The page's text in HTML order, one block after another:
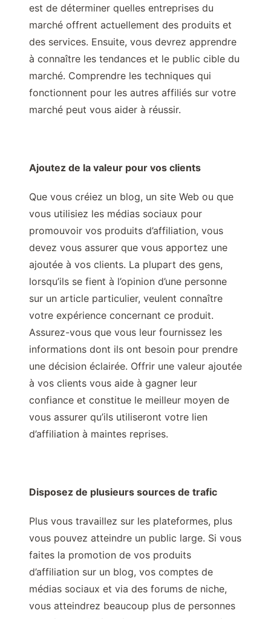
est de déterminer quelles entreprises du
marché offrent actuellement des produits et
des services. Ensuite, vous devrez apprendre
à connaître les tendances et le public cible du
marché. Comprendre les techniques qui
fonctionnent pour les autres affiliés sur votre
marché peut vous aider à réussir.
Ajoutez de la valeur pour vos clients
Que vous créiez un blog, un site Web ou que
vous utilisiez les médias sociaux pour
promouvoir vos produits d’affiliation, vous
devez vous assurer que vous apportez une
ajoutée à vos clients. La plupart des gens,
lorsqu’ils se fient à l’opinion d’une personne
sur un article particulier, veulent connaître
votre expérience concernant ce produit.
Assurez-vous que vous leur fournissez les
informations dont ils ont besoin pour prendre
une décision éclairée. Offrir une valeur ajoutée
à vos clients vous aide à gagner leur
confiance et constitue le meilleur moyen de
vous assurer qu’ils utiliseront votre lien
d’affiliation à maintes reprises.
Disposez de plusieurs sources de trafic
Plus vous travaillez sur les plateformes, plus
vous pouvez atteindre un public large. Si vous
faites la promotion de vos produits
d’affiliation sur un blog, vos comptes de
médias sociaux et via des forums de niche,
vous atteindrez beaucoup plus de personnes